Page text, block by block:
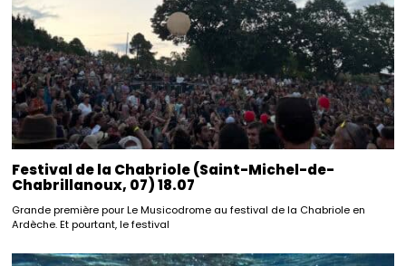
Festival de la Chabriole (Saint-Michel-de-
Chabrillanoux, 07) 18.07
Grande première pour Le Musicodrome au festival de la Chabriole en
Ardèche. Et pourtant, le festival